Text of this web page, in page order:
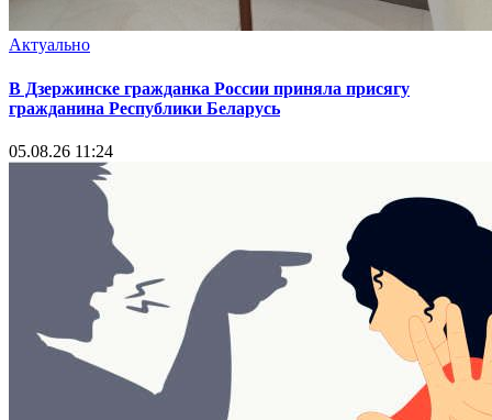
Актуально
В Дзержинске гражданка России приняла присягу
гражданина Республики Беларусь
05.08.26 11:24